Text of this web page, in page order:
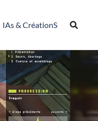
IAs & CréationS